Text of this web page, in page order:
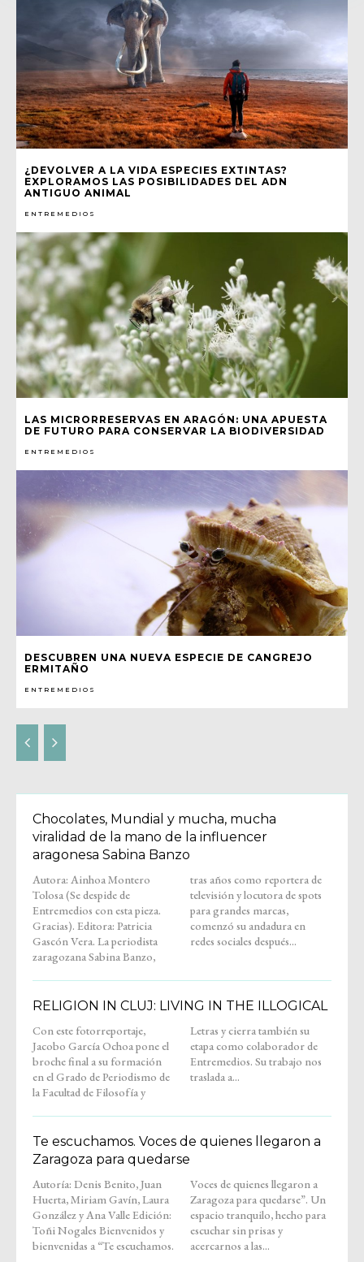
¿DEVOLVER A LA VIDA ESPECIES EXTINTAS?
EXPLORAMOS LAS POSIBILIDADES DEL ADN
ANTIGUO ANIMAL
ENTREMEDIOS
LAS MICRORRESERVAS EN ARAGÓN: UNA APUESTA
DE FUTURO PARA CONSERVAR LA BIODIVERSIDAD
ENTREMEDIOS
DESCUBREN UNA NUEVA ESPECIE DE CANGREJO
ERMITAÑO
ENTREMEDIOS
Chocolates, Mundial y mucha, mucha
viralidad de la mano de la influencer
aragonesa Sabina Banzo
Autora: Ainhoa Montero
Tolosa (Se despide de
Entremedios con esta pieza.
Gracias). Editora: Patricia
Gascón Vera. La periodista
zaragozana Sabina Banzo,
tras años como reportera de
televisión y locutora de spots
para grandes marcas,
comenzó su andadura en
redes sociales después...
RELIGION IN CLUJ: LIVING IN THE ILLOGICAL
Con este fotorreportaje,
Jacobo García Ochoa pone el
broche final a su formación
en el Grado de Periodismo de
la Facultad de Filosofía y
Letras y cierra también su
etapa como colaborador de
Entremedios. Su trabajo nos
traslada a...
Te escuchamos. Voces de quienes llegaron a
Zaragoza para quedarse
Autoría: Denis Benito, Juan
Huerta, Miriam Gavín, Laura
González y Ana Valle Edición:
Toñi Nogales Bienvenidos y
bienvenidas a “Te escuchamos.
Voces de quienes llegaron a
Zaragoza para quedarse”. Un
espacio tranquilo, hecho para
escuchar sin prisas y
acercarnos a las...